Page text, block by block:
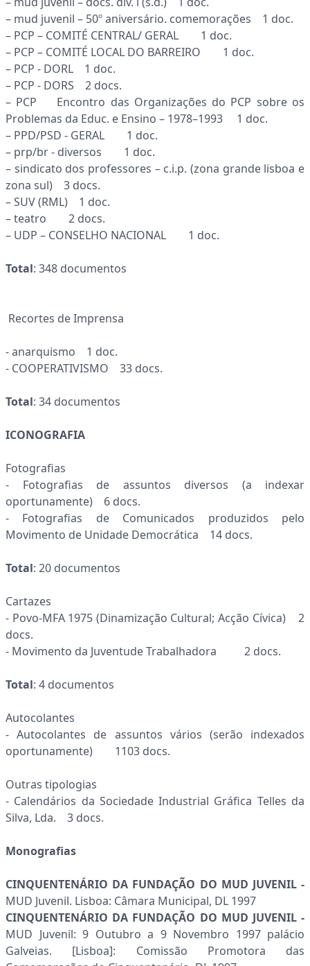
– mud juvenil – 50º aniversário. comemorações 1 doc.
– PCP – COMITÉ CENTRAL/ GERAL 1 doc.
– PCP – COMITÉ LOCAL DO BARREIRO 1 doc.
– PCP - DORL 1 doc.
– PCP - DORS 2 docs.
– PCP Encontro das Organizações do PCP sobre os
Problemas da Educ. e Ensino – 1978–1993 1 doc.
– PPD/PSD - GERAL 1 doc.
– prp/br - diversos 1 doc.
– sindicato dos professores – c.i.p. (zona grande lisboa e
zona sul) 3 docs.
– SUV (RML) 1 doc.
– teatro 2 docs.
– UDP – CONSELHO NACIONAL 1 doc.
Total: 348 documentos
Recortes de Imprensa
- anarquismo 1 doc.
- COOPERATIVISMO 33 docs.
Total: 34 documentos
ICONOGRAFIA
Fotografias
- Fotografias de assuntos diversos (a indexar
oportunamente) 6 docs.
- Fotografias de Comunicados produzidos pelo
Movimento de Unidade Democrática 14 docs.
Total: 20 documentos
Cartazes
- Povo-MFA 1975 (Dinamização Cultural; Acção Cívica) 2
docs.
- Movimento da Juventude Trabalhadora 2 docs.
Total: 4 documentos
Autocolantes
- Autocolantes de assuntos vários (serão indexados
oportunamente) 1103 docs.
Outras tipologias
- Calendários da Sociedade Industrial Gráfica Telles da
Silva, Lda. 3 docs.
Monografias
CINQUENTENÁRIO DA FUNDAÇÃO DO MUD JUVENIL -
MUD Juvenil. Lisboa: Câmara Municipal, DL 1997
CINQUENTENÁRIO DA FUNDAÇÃO DO MUD JUVENIL -
MUD Juvenil: 9 Outubro a 9 Novembro 1997 palácio
Galveias. [Lisboa]: Comissão Promotora das